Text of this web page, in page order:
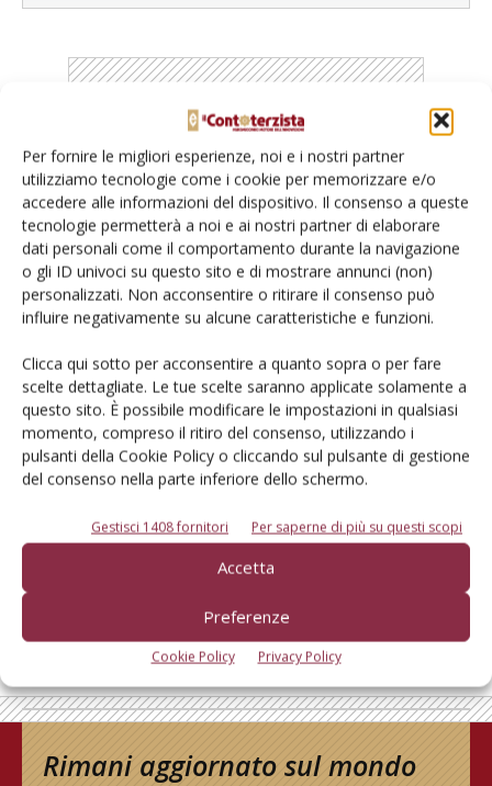
Per fornire le migliori esperienze, noi e i nostri partner
utilizziamo tecnologie come i cookie per memorizzare e/o
accedere alle informazioni del dispositivo. Il consenso a queste
tecnologie permetterà a noi e ai nostri partner di elaborare
dati personali come il comportamento durante la navigazione
o gli ID univoci su questo sito e di mostrare annunci (non)
personalizzati. Non acconsentire o ritirare il consenso può
influire negativamente su alcune caratteristiche e funzioni.
Clicca qui sotto per acconsentire a quanto sopra o per fare
scelte dettagliate. Le tue scelte saranno applicate solamente a
questo sito. È possibile modificare le impostazioni in qualsiasi
momento, compreso il ritiro del consenso, utilizzando i
pulsanti della Cookie Policy o cliccando sul pulsante di gestione
del consenso nella parte inferiore dello schermo.
Gestisci 1408 fornitori Per saperne di più su questi scopi
Accetta
Preferenze
Cookie Policy Privacy Policy
Catalogo Aziende e Prodotti
Un modo semplice per cercare un'azienda o un
prodotto!
Cerca adesso
L'Esperto risponde
I consigli di Terra e Vita agli agricoltori
Cerca adesso
Rimani aggiornato sul mondo